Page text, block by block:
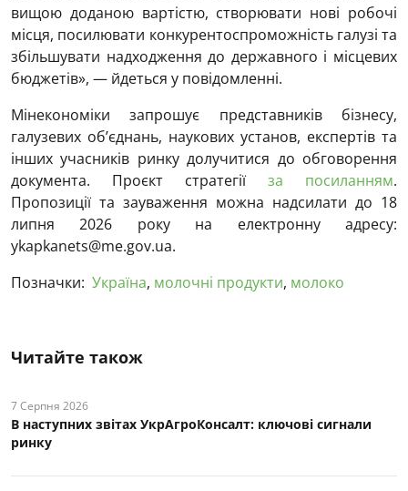
вищою доданою вартістю, створювати нові робочі
місця, посилювати конкурентоспроможність галузі та
збільшувати надходження до державного і місцевих
бюджетів», — йдеться у повідомленні.
Мінекономіки запрошує представників бізнесу,
галузевих об’єднань, наукових установ, експертів та
інших учасників ринку долучитися до обговорення
документа. Проєкт стратегії за посиланням.
Пропозиції та зауваження можна надсилати до 18
липня 2026 року на електронну адресу:
ykapkanets@me.gov.ua.
Позначки: Україна, молочні продукти, молоко
Читайте також
7 Серпня 2026
В наступних звітах УкрАгроКонсалт: ключові cигнали
ринку